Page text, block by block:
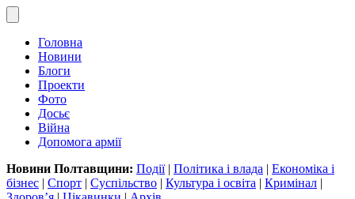
Головна
Новини
Блоги
Проекти
Фото
Досьє
Війна
Допомога армії
Новини Полтавщини: Події| Політика і влада | Економіка і
бізнес | Спорт | Суспільство | Культура і освіта | Кримінал |